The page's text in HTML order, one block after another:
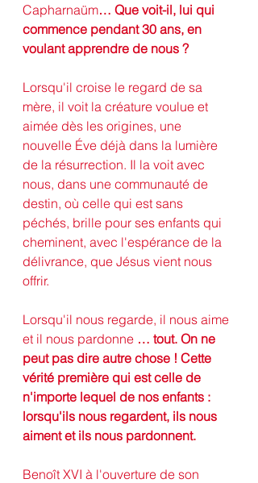
Capharnaüm… Que voit-il, lui qui
commence pendant 30 ans, en
voulant apprendre de nous ?
Lorsqu'il croise le regard de sa
mère, il voit la créature voulue et
aimée dès les origines, une
nouvelle Éve déjà dans la lumière
de la résurrection. Il la voit avec
nous, dans une communauté de
destin, où celle qui est sans
péchés, brille pour ses enfants qui
cheminent, avec l'espérance de la
délivrance, que Jésus vient nous
offrir.
Lorsqu'il nous regarde, il nous aime
et il nous pardonne … tout. On ne
peut pas dire autre chose ! Cette
vérité première qui est celle de
n'importe lequel de nos enfants :
lorsqu'ils nous regardent, ils nous
aiment et ils nous pardonnent.
Benoît XVI à l'ouverture de son